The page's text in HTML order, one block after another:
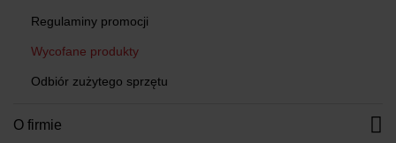
Regulaminy promocji
Wycofane produkty
Odbiór zużytego sprzętu
O firmie